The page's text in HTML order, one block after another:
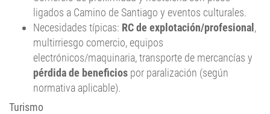
Necesidades típicas: RC de explotación/profesional
multirriesgo comercio, equipos
electrónicos/maquinaria, transporte de mercancías y
pérdida de beneficiospor paralización (según
normativa aplicable).
Turismo
Atractivos de referencia: